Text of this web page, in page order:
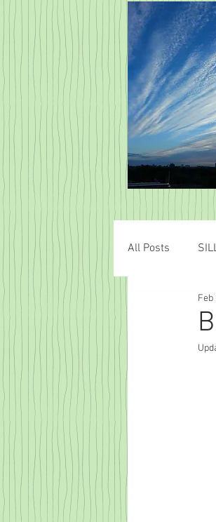
All Posts
AVENTURI
Feb